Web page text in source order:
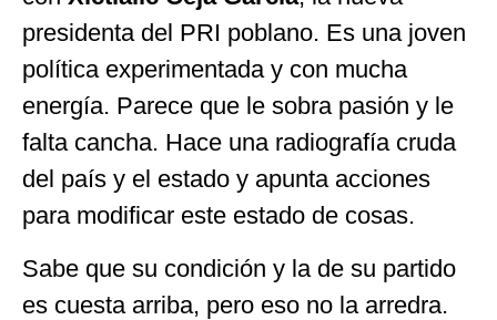
presidenta del PRI poblano. Es una joven
política experimentada y con mucha
energía. Parece que le sobra pasión y le
falta cancha. Hace una radiografía cruda
del país y el estado y apunta acciones
para modificar este estado de cosas.
Sabe que su condición y la de su partido
es cuesta arriba, pero eso no la arredra.